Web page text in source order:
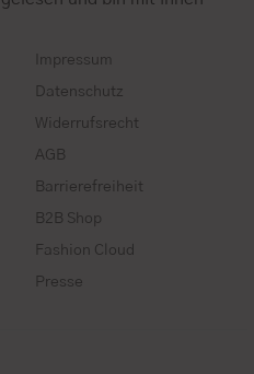
Impressum
Datenschutz
Widerrufsrecht
AGB
Barrierefreiheit
B2B Shop
Fashion Cloud
Presse